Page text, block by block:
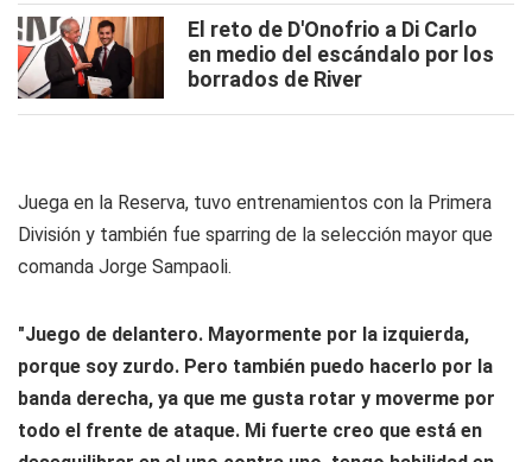
El reto de D'Onofrio a Di Carlo
en medio del escándalo por los
borrados de River
Juega en la Reserva, tuvo entrenamientos con la Primera
División y también fue sparring de la selección mayor que
comanda Jorge Sampaoli.
"Juego de delantero. Mayormente por la izquierda,
porque soy zurdo. Pero también puedo hacerlo por la
banda derecha, ya que me gusta rotar y moverme por
todo el frente de ataque. Mi fuerte creo que está en